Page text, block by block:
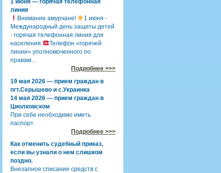
1 июня — горячая телефонная
линия
Внимание амурчане!
1 июня -
Международный день защиты детей
- горячая телефонная линия для
населения.
Телефон «горячей
линии» уполномоченного по
правам…
Подробнее >>>
19 мая 2026 — прием граждан в
пгт.Серышево и с.Украинка
14 мая 2026 — прием граждан в
Циолковском
При себе необходимо иметь
паспорт.
Подробнее >>>
Как отменить судебный приказ,
если вы узнали о нем слишком
поздно.
Внезапное списание средств с